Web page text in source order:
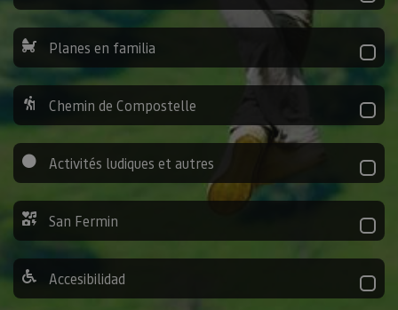
Planes en familia
Chemin de Compostelle
Activités ludiques et autres
San Fermin
Accesibilidad